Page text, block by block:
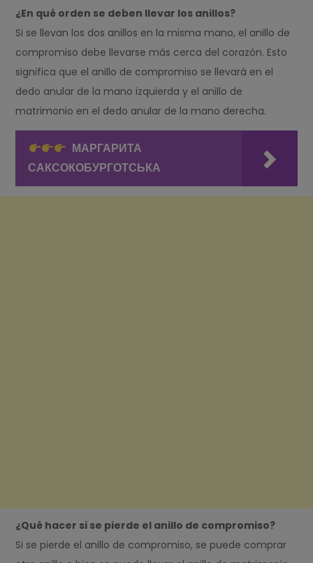
¿En qué orden se deben llevar los anillos?
Si se llevan los dos anillos en la misma mano, el anillo de
compromiso debe llevarse más cerca del corazón. Esto
significa que el anillo de compromiso se llevará en el
dedo anular de la mano izquierda y el anillo de
matrimonio en el dedo anular de la mano derecha.
МАРГАРИТА
САКСОКОБУРГОТСЬКА
¿Qué hacer si se pierde el anillo de compromiso?
Si se pierde el anillo de compromiso, se puede comprar